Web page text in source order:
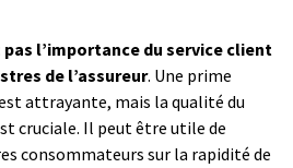
l’importance du service client
de l’assureur. Une prime
attrayante, mais la qualité du
cruciale. Il peut être utile de
consommateurs sur la rapidité de